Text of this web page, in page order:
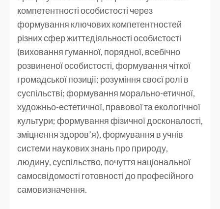
компетентності особистості через
формування ключових компетентностей
різних сфер життєдіяльності особистості
(виховання гуманної, порядної, всебічно
розвиненої особистості, формування чіткої
громадської позиції; розуміння своєї ролі в
суспільстві; формування морально-етичної,
художньо-естетичної, правової та екологічної
культури; формування фізичної досконалості,
зміцнення здоров’я), формування в учнів
системи наукових знань про природу,
людину, суспільство, почуття національної
самосвідомості готовності до професійного
самовизначення.